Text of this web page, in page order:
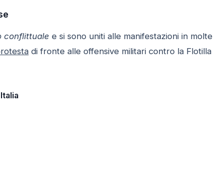
conflittuale e si sono uniti alle manifestazioni in molte
di fronte alle offensive militari contro la Flotilla